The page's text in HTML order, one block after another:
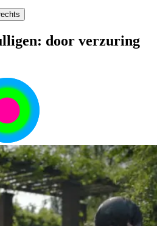
door verzuring